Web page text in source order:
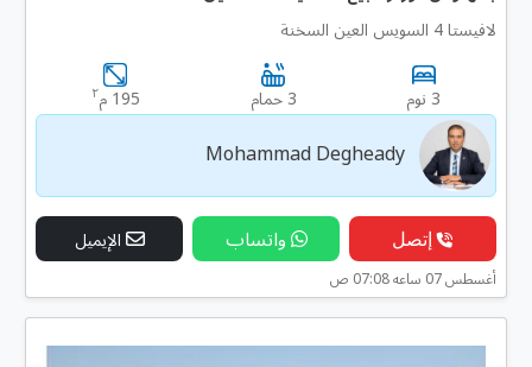
لافيستا 4 السويس العين السخنة
3 نوم 3 حمام 195 م ٢
Mohammad Degheady
إتصل واتساب الإيميل
أغسطس 07 ساعه 07:08 ص